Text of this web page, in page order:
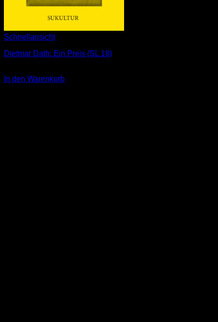
Schnellansicht
Dietmar Dath: Ein Preis (SL 18)
In den Warenkorb